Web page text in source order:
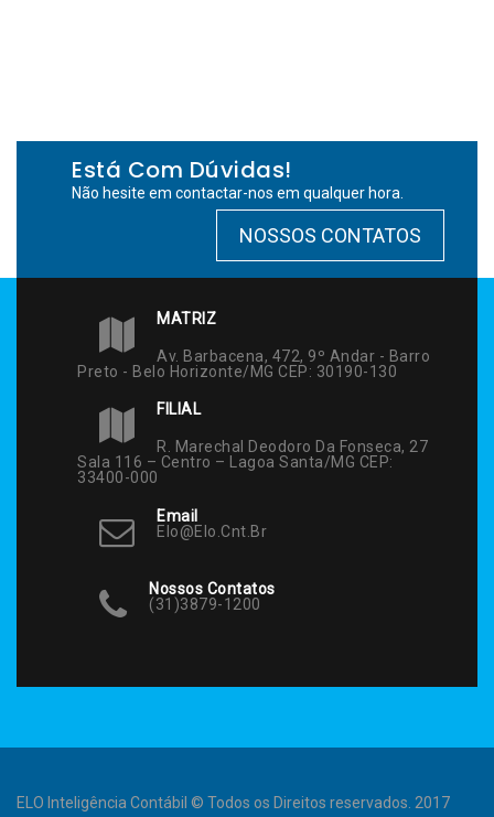
Está Com Dúvidas!
Não hesite em contactar-nos em qualquer hora.
NOSSOS CONTATOS
MATRIZ
Av. Barbacena, 472, 9º Andar - Barro
Preto - Belo Horizonte/MG CEP: 30190-130
FILIAL
R. Marechal Deodoro Da Fonseca, 27
Sala 116 – Centro – Lagoa Santa/MG CEP:
33400-000
Email
Elo@elo.cnt.br
Nossos Contatos
(31)3879-1200
ELO Inteligência Contábil © Todos os Direitos reservados. 2017